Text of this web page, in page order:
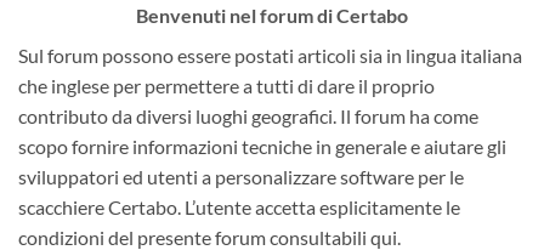
Benvenuti nel forum di Certabo
Sul forum possono essere postati articoli sia in lingua italiana
che inglese per permettere a tutti di dare il proprio
contributo da diversi luoghi geografici. Il forum ha come
scopo fornire informazioni tecniche in generale e aiutare gli
sviluppatori ed utenti a personalizzare software per le
scacchiere Certabo. L’utente accetta esplicitamente le
condizioni del presente forum consultabili qui.